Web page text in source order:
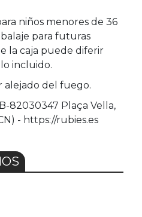
niños menores de 36
para futuras
la caja puede diferir
incluido.
alejado del fuego.
82030347 Plaça Vella,
- https://rubies.es